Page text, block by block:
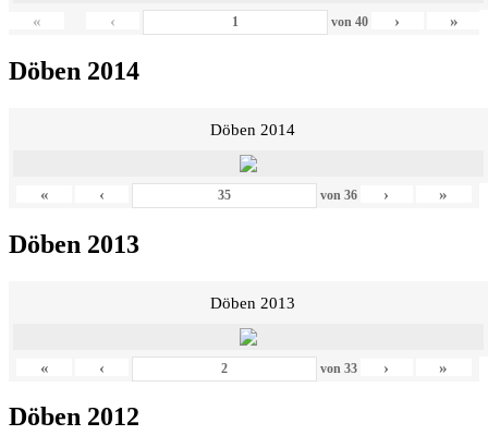
« ‹ von 40 › »
Döben 2014
Döben 2014
« ‹ von 36 › »
Döben 2013
Döben 2013
« ‹ von 33 › »
Döben 2012